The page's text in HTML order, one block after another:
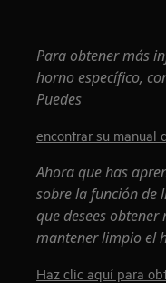
Para obtener más
horno específico,
Puedes
encontrar su manual
Ahora que has
sobre la función de
que desees
mantener limpio el
Haz clic aquí para